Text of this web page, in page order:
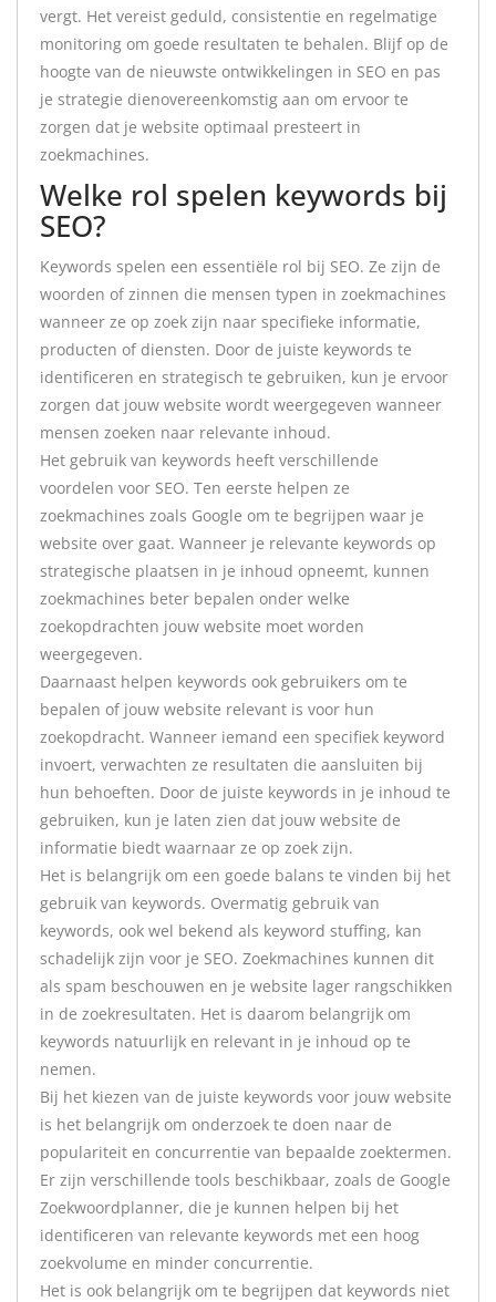
vergt. Het vereist geduld, consistentie en regelmatige
monitoring om goede resultaten te behalen. Blijf op de
hoogte van de nieuwste ontwikkelingen in SEO en pas
je strategie dienovereenkomstig aan om ervoor te
zorgen dat je website optimaal presteert in
zoekmachines.
Welke rol spelen keywords bij
SEO?
Keywords spelen een essentiële rol bij SEO. Ze zijn de
woorden of zinnen die mensen typen in zoekmachines
wanneer ze op zoek zijn naar specifieke informatie,
producten of diensten. Door de juiste keywords te
identificeren en strategisch te gebruiken, kun je ervoor
zorgen dat jouw website wordt weergegeven wanneer
mensen zoeken naar relevante inhoud.
Het gebruik van keywords heeft verschillende
voordelen voor SEO. Ten eerste helpen ze
zoekmachines zoals Google om te begrijpen waar je
website over gaat. Wanneer je relevante keywords op
strategische plaatsen in je inhoud opneemt, kunnen
zoekmachines beter bepalen onder welke
zoekopdrachten jouw website moet worden
weergegeven.
Daarnaast helpen keywords ook gebruikers om te
bepalen of jouw website relevant is voor hun
zoekopdracht. Wanneer iemand een specifiek keyword
invoert, verwachten ze resultaten die aansluiten bij
hun behoeften. Door de juiste keywords in je inhoud te
gebruiken, kun je laten zien dat jouw website de
informatie biedt waarnaar ze op zoek zijn.
Het is belangrijk om een goede balans te vinden bij het
gebruik van keywords. Overmatig gebruik van
keywords, ook wel bekend als keyword stuffing, kan
schadelijk zijn voor je SEO. Zoekmachines kunnen dit
als spam beschouwen en je website lager rangschikken
in de zoekresultaten. Het is daarom belangrijk om
keywords natuurlijk en relevant in je inhoud op te
nemen.
Bij het kiezen van de juiste keywords voor jouw website
is het belangrijk om onderzoek te doen naar de
populariteit en concurrentie van bepaalde zoektermen.
Er zijn verschillende tools beschikbaar, zoals de Google
Zoekwoordplanner, die je kunnen helpen bij het
identificeren van relevante keywords met een hoog
zoekvolume en minder concurrentie.
Het is ook belangrijk om te begrijpen dat keywords niet